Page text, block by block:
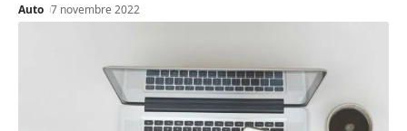
Auto 7 novembre 2022